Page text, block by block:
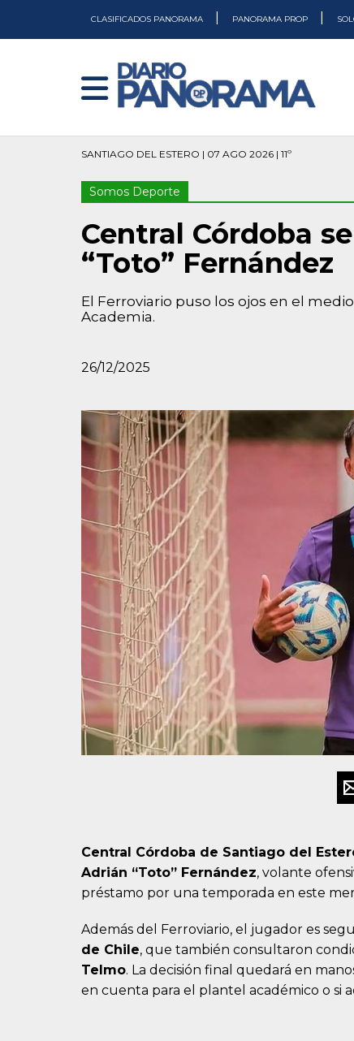
CLASIFICADOS PANORAMA PANORAMA PROP
SANTIAGO DEL ESTERO | 07 AGO 2026 | 11º
Somos Deporte
Central Córdoba
“Toto” Fernández
El Ferroviario puso los ojos en el
Academia.
26/12/2025
Central Córdoba de Santiago del
Adrián “Toto” Fernández, volante
préstamo por una temporada en este
Además del Ferroviario, el jugador es
de Chile, que también consultaron
Telmo. La decisión final quedará en
en cuenta para el plantel académico o si